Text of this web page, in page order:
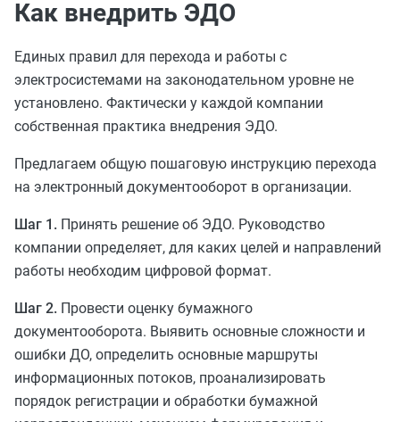
Как внедрить ЭДО
Единых правил для перехода и работы с
электросистемами на законодательном уровне не
установлено. Фактически у каждой компании
собственная практика внедрения ЭДО.
Предлагаем общую пошаговую инструкцию перехода
на электронный документооборот в организации.
Шаг 1. Принять решение об ЭДО. Руководство
компании определяет, для каких целей и направлений
работы необходим цифровой формат.
Шаг 2. Провести оценку бумажного
документооборота. Выявить основные сложности и
ошибки ДО, определить основные маршруты
информационных потоков, проанализировать
порядок регистрации и обработки бумажной